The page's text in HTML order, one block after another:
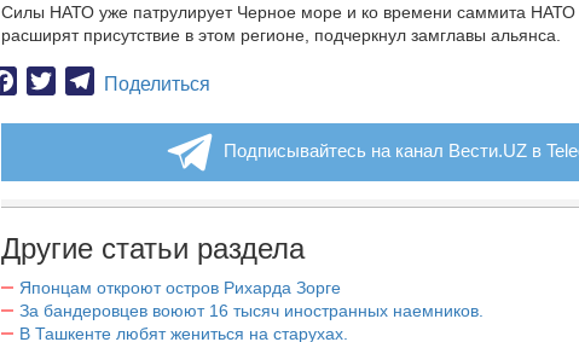
Силы НАТО уже патрулирует Черное море и ко времени саммита НАТО
расширят присутствие в этом регионе, подчеркнул замглавы альянса.
Facebook
TwitterTelegram
Поделиться
Подписывайтесь на канал Вести.UZ в
Другие статьи раздела
Японцам откроют остров Рихарда Зорге
За бандеровцев воюют 16 тысяч иностранных наемников.
В Ташкенте любят жениться на старухах.